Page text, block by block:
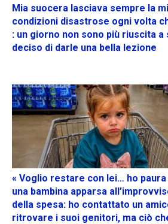
Mia suocera lasciava sempre la
condizioni disastrose ogni volta
: un giorno non sono più riuscita
deciso di darle una bella lezione
« Voglio restare con lei… ho
una bambina apparsa
della spesa: ho contattato un
ritrovare i suoi genitori, ma ciò